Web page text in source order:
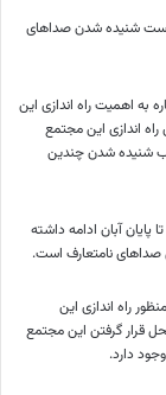
است شنیده شدن صدا‌های
به اهمیت راه اندازی این
اندازی این مجتمع
شنیده شدن چندین
آبان ادامه داشته
صداهای نامتعارف است.
راه اندازی این
قرار گرفتن این مجتمع
دارد.